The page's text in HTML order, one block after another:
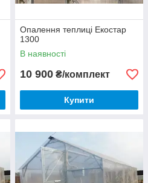
Опалення теплиці Екостар
1300
В наявності
10 900 ₴/комплект
Купити